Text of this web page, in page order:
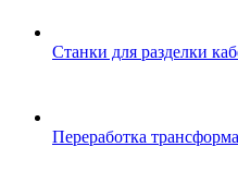
Станки для разделки
Переработка